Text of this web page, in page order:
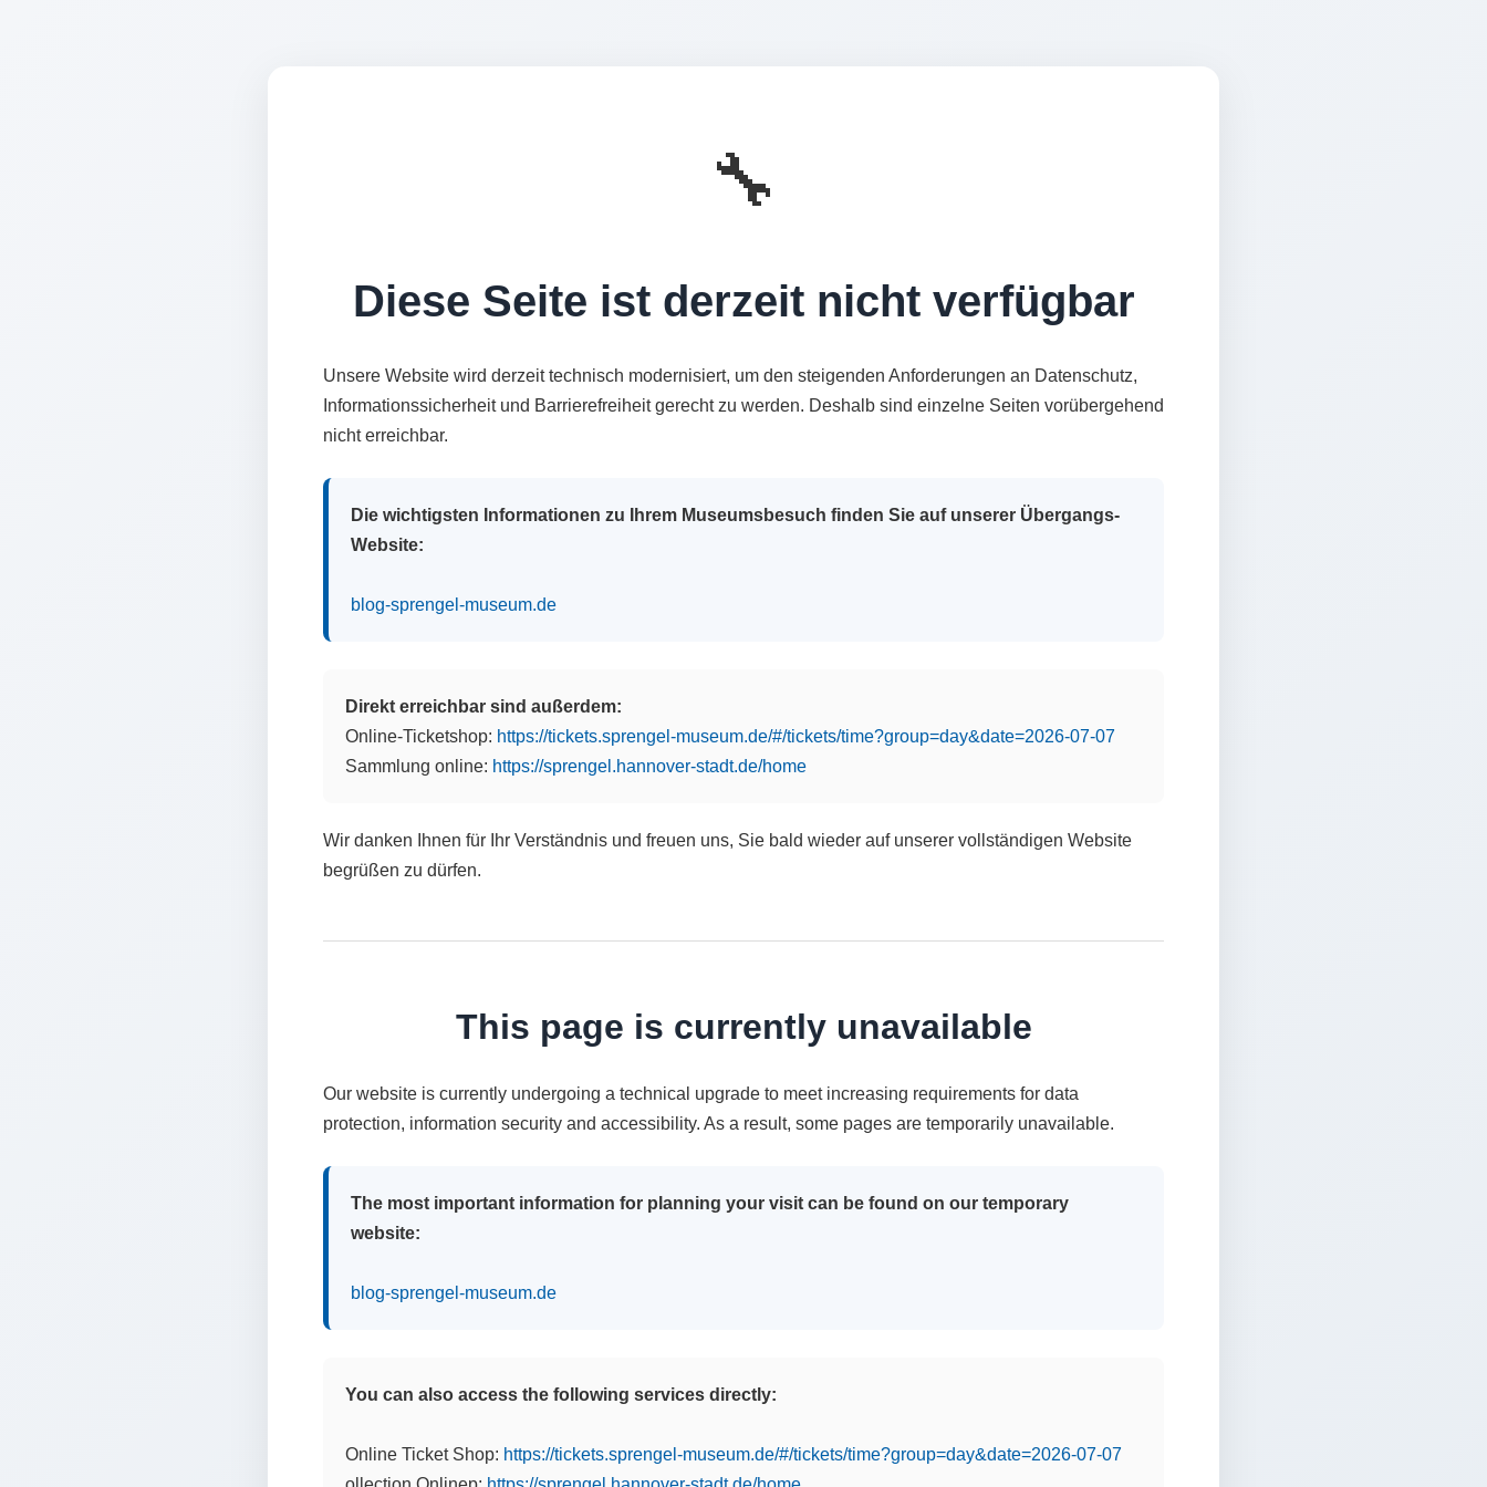
🔧
Diese Seite ist derzeit nicht verfügbar
Unsere Website wird derzeit technisch modernisiert, um den steigenden Anforderungen an Datenschutz,
Informationssicherheit und Barrierefreiheit gerecht zu werden. Deshalb sind einzelne Seiten vorübergehend
nicht erreichbar.
Die wichtigsten Informationen zu Ihrem Museumsbesuch finden Sie auf unserer Übergangs-
Website:
blog-sprengel-museum.de
Direkt erreichbar sind außerdem:
Online-Ticketshop: https://tickets.sprengel-museum.de/#/tickets/time?group=day&date=2026-07-07
Sammlung online: https://sprengel.hannover-stadt.de/home
Wir danken Ihnen für Ihr Verständnis und freuen uns, Sie bald wieder auf unserer vollständigen Website
begrüßen zu dürfen.
This page is currently unavailable
Our website is currently undergoing a technical upgrade to meet increasing requirements for data
protection, information security and accessibility. As a result, some pages are temporarily unavailable.
The most important information for planning your visit can be found on our temporary
website:
blog-sprengel-museum.de
You can also access the following services directly:
Online Ticket Shop: https://tickets.sprengel-museum.de/#/tickets/time?group=day&date=2026-07-07